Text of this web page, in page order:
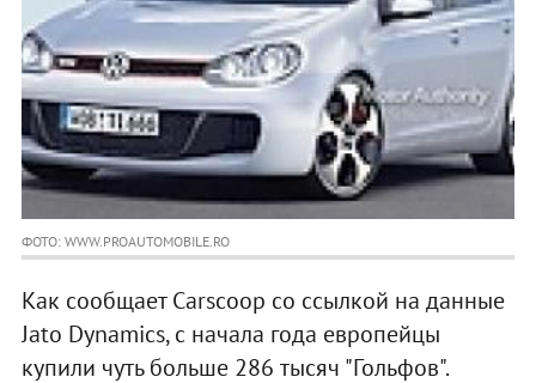
ФОТО: WWW.PROAUTOMOBILE.RO
Как сообщает Carscoop со ссылкой на данные
Jato Dynamics, с начала года европейцы
купили чуть больше 286 тысяч "Гольфов".